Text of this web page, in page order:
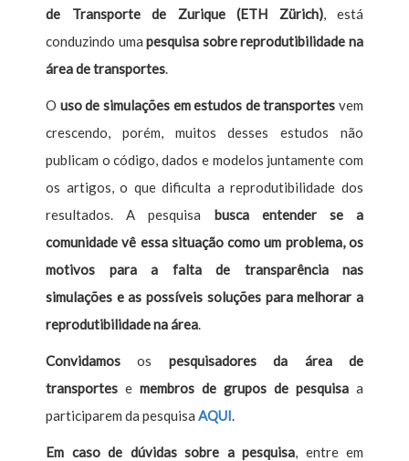
de Transporte de Zurique (ETH Zürich), está
conduzindo umapesquisa sobre reprodutibilidade na
área de transportes.
O uso de simulações em estudos de transportes vem
crescendo, porém, muitos desses estudos não
publicam o código, dados e modelos juntamente com
os artigos, o que dificulta a reprodutibilidade dos
resultados. A pesquisa busca entender se a
comunidade vê essa situação como um problema, os
motivos para a falta de transparência nas
simulações e as possíveis soluções para melhorar a
reprodutibilidade na área.
Convidamos os pesquisadores da área de
transportes e membros de grupos de pesquisa a
participarem da pesquisa AQUI.
Em caso de dúvidas sobre a pesquisa, entre em